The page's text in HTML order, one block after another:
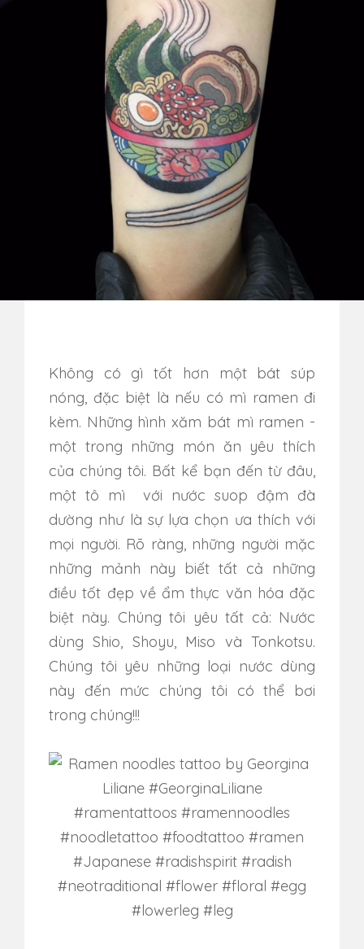
Không có gì tốt hơn một bát súp
nóng, đặc biệt là nếu có mì ramen đi
kèm. Những hình xăm bát mì ramen -
một trong những món ăn yêu thích
của chúng tôi. Bất kể bạn đến từ đâu,
một tô mì với nước suop đậm đà
dường như là sự lựa chọn ưa thích với
mọi người. Rõ ràng, những người mặc
những mảnh này biết tất cả những
điều tốt đẹp về ẩm thực văn hóa đặc
biệt này. Chúng tôi yêu tất cả: Nước
dùng Shio, Shoyu, Miso và Tonkotsu.
Chúng tôi yêu những loại nước dùng
này đến mức chúng tôi có thể bơi
trong chúng!!!